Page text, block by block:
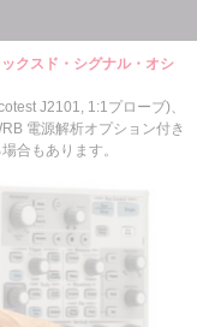
クスド・シグナル・オシ
1:1プローブ)、
電源解析オプション付き
合もあります。